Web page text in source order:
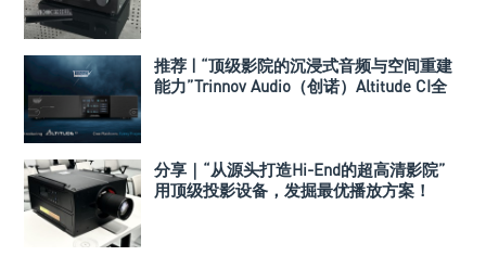
推荐 | “顶级影院的沉浸式音频与空间重建
能力”Trinnov Audio（创诺）Altitude CI全
分享｜“从源头打造Hi-End的超高清影院”
用顶级投影设备，发掘最优播放方案！